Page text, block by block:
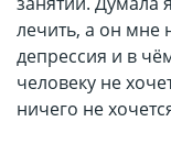
лечить, а он мне
депрессия и в
человеку не
ничего не